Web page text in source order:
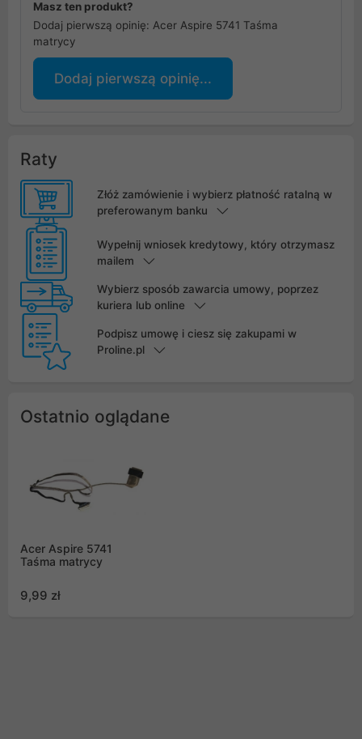
Masz ten produkt?
Dodaj pierwszą opinię: Acer Aspire 5741 Taśma
matrycy
Dodaj pierwszą opinię...
Raty
Złóż zamówienie i wybierz płatność ratalną w
preferowanym banku
Wypełnij wniosek kredytowy, który otrzymasz
mailem
Wybierz sposób zawarcia umowy, poprzez
kuriera lub online
Podpisz umowę i ciesz się zakupami w
Proline.pl
Ostatnio oglądane
Acer Aspire 5741
Taśma matrycy
9,99 zł